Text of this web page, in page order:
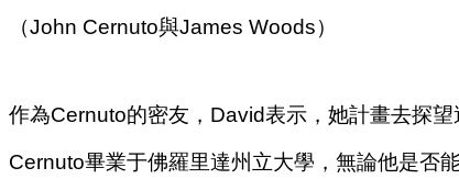
（John Cernuto與James Woods）
作為Cernuto的密友，David表示，她計畫去探望
Cernuto畢業于佛羅里達州立大學，無論他是